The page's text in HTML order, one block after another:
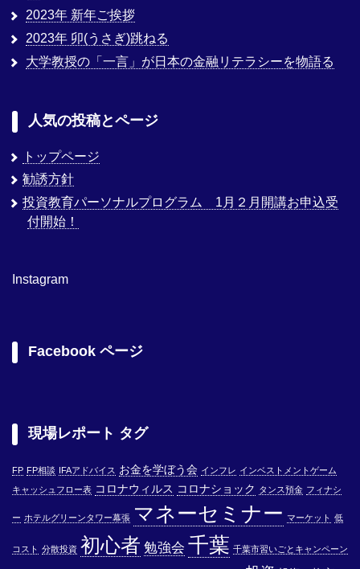
2023年 新年ご挨拶
2023年 卯(うさぎ)跳ねる
大学教授の「一言」が日本の金融リテラシーを物語る
人気の投稿とページ
トップページ
勧誘方針
投資教育パーソナルプログラム 1月２月開講お申込受
付開始！
Instagram
Facebook ページ
現場レポート タグ
FP FP相談 IFAアドバイス お金を学ぼう会 インフレ インベストメントゲーム
キャッシュフロー表 コロナウィルス コロナショック タンス預金 フィナシ
ー ホテルグリーンタワー幕張 マネーセミナー マーケット 低
コスト 分散投資 初心者 勉強会 千葉 千葉市習いごとキャンペーン